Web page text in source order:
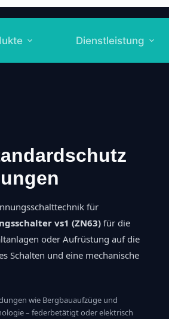
Dienstleistung
für
vs1 (ZN63)für die
oder Aufrüstung auf die
Schalten und eine mechanische
wie Bergbauaufzüge und
– federbetätigt oder elektrisch